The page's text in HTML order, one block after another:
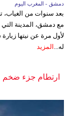
دمشق - المغرب اليوم
بعد سنوات من الغياب،
مع دمشق، المدينة
لأول مرة عن نيتها
له... المزيد
ارتطام جزء